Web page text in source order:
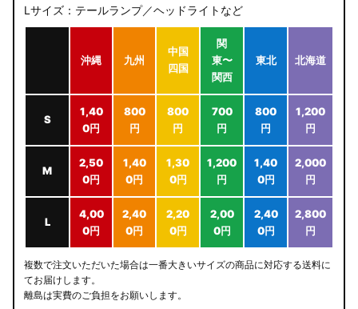
Lサイズ：テールランプ／ヘッドライトなど
沖縄 九州
中国
四国
関
東〜
関西
東北 北海道
S
1,40
0円
800
円
800
円
700
円
800
円
1,200
円
M
2,50
0円
1,40
0円
1,30
0円
1,200
円
1,40
0円
2,000
円
L
4,00
0円
2,40
0円
2,20
0円
2,00
0円
2,40
0円
2,800
円
複数で注文いただいた場合は一番大きいサイズの商品に対応する送料に
てお届けします。
離島は実費のご負担をお願いします。